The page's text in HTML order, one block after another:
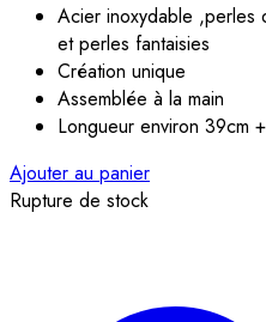
Acier inoxydable ,perles
et perles fantaisies
Création unique
Assemblée à la main
Longueur environ 39cm
Ajouter au panier
Rupture de stock